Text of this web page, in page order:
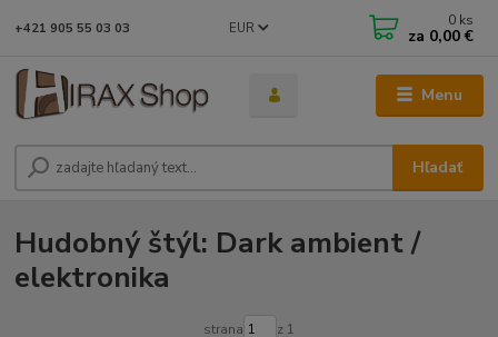
Menu
EUR
Hľadať
+421 905 55 03 03 0 ks
za 0,00 €
Hudobný štýl: Dark ambient /
elektronika
strana z 1